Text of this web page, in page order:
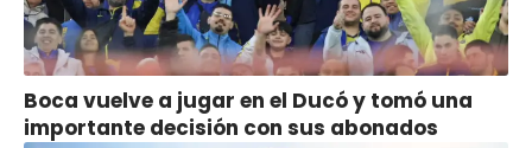
Boca vuelve a jugar en el Ducó y tomó una
importante decisión con sus abonados